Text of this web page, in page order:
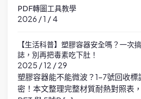
PDF轉圖工具教學
2026 / 1 / 4
【生活科普】塑膠容器安全嗎？一次
誌，別再把毒素吃下肚！
2025 / 12 / 29
塑膠容器能不能微波？1-7號回收標
密！本文整理完整材質耐熱對照表